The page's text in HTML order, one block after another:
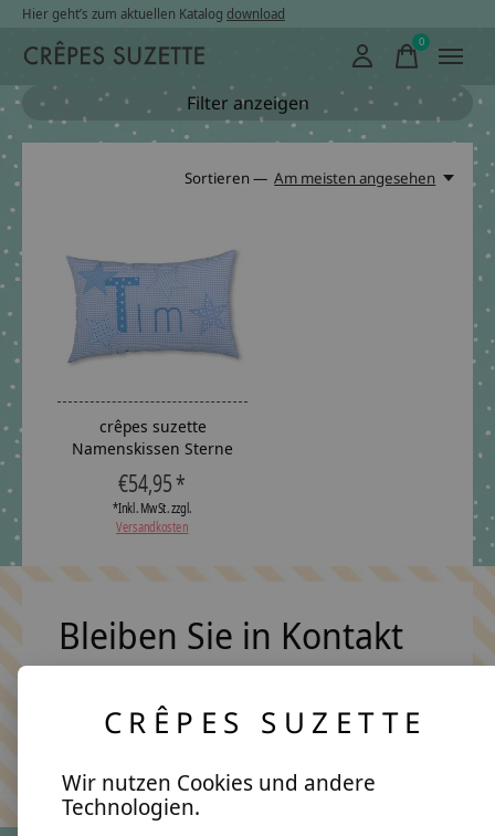
Hier geht’s zum aktuellen Katalog download
0items
Filter anzeigen
Sortieren — Am meisten angesehen
crêpes suzette
Namenskissen Sterne
€54,95 *
*Inkl. MwSt. zzgl.
Versandkosten
Bleiben Sie in Kontakt
CRÊPES SUZETTE
Wir nutzen Cookies und andere
Technologien.